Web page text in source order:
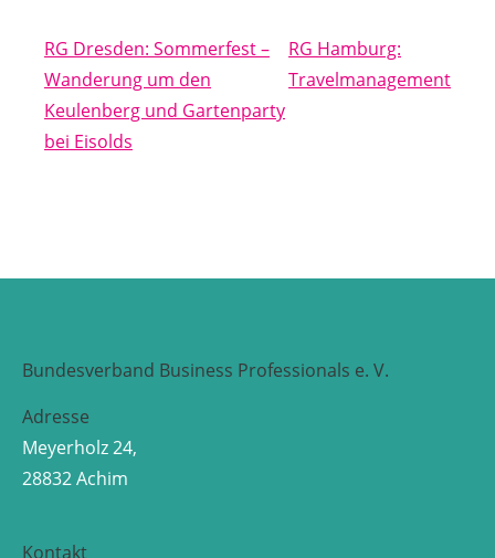
RG Dresden: Sommerfest –
Wanderung um den
Keulenberg und Gartenparty
bei Eisolds
RG Hamburg:
Travelmanagement
Bundesverband Business Professionals e. V.
Adresse
Meyerholz 24,
28832 Achim
Kontakt